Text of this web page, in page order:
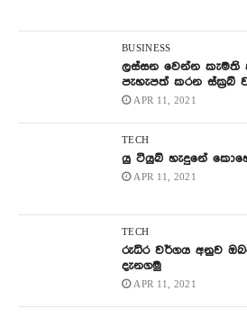
BUSINESS
ලස්සන වෙන්න කැමති
පැහැපත් කරන ස්ක්‍රබ්
APR 11, 2021
TECH
යු ටියුබ් හැදුනේ
APR 11, 2021
TECH
රුධිර වර්ගය අනුව
දැනගමු
APR 11, 2021